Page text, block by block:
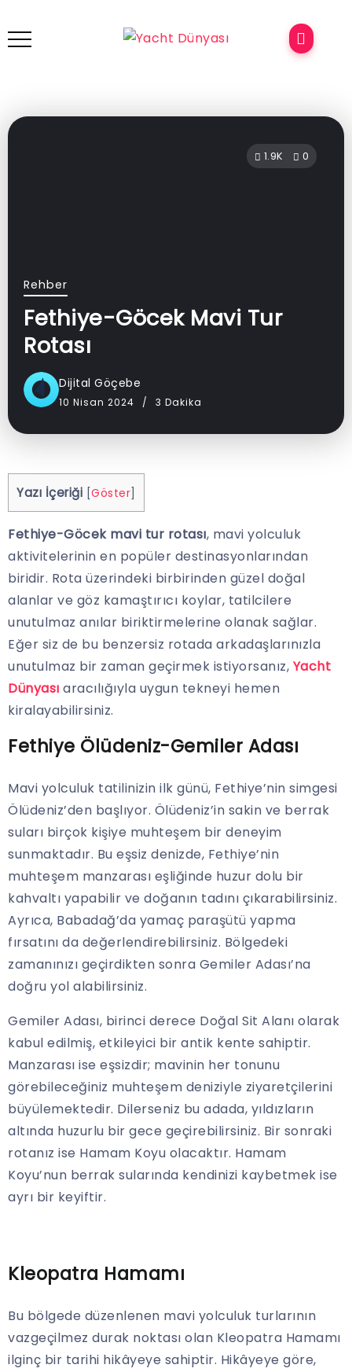
Rehber
Fethiye-Göcek Mavi Tur
Rotası
Dijital Göçebe
10 Nisan 2024 3 Dakika
1.9K 0
Yazı İçeriği [Göster
Fethiye-Göcek mavi tur rotası, mavi yolculuk
aktivitelerinin en popüler destinasyonlarından
biridir. Rota üzerindeki birbirinden güzel doğal
alanlar ve göz kamaştırıcı koylar, tatilcilere
unutulmaz anılar biriktirmelerine olanak sağlar.
Eğer siz de bu benzersiz rotada arkadaşlarınızla
unutulmaz bir zaman geçirmek istiyorsanız, Yacht
Dünyası aracılığıyla uygun tekneyi hemen
kiralayabilirsiniz.
Fethiye Ölüdeniz-Gemiler Adası
Mavi yolculuk tatilinizin ilk günü, Fethiye’nin simgesi
Ölüdeniz’den başlıyor. Ölüdeniz’in sakin ve berrak
suları birçok kişiye muhteşem bir deneyim
sunmaktadır. Bu eşsiz denizde, Fethiye’nin
muhteşem manzarası eşliğinde huzur dolu bir
kahvaltı yapabilir ve doğanın tadını çıkarabilirsiniz.
Ayrıca, Babadağ’da yamaç paraşütü yapma
fırsatını da değerlendirebilirsiniz. Bölgedeki
zamanınızı geçirdikten sonra Gemiler Adası’na
doğru yol alabilirsiniz.
Gemiler Adası, birinci derece Doğal Sit Alanı olarak
kabul edilmiş, etkileyici bir antik kente sahiptir.
Manzarası ise eşsizdir; mavinin her tonunu
görebileceğiniz muhteşem deniziyle ziyaretçilerini
büyülemektedir. Dilerseniz bu adada, yıldızların
altında huzurlu bir gece geçirebilirsiniz. Bir sonraki
rotanız ise Hamam Koyu olacaktır. Hamam
Koyu’nun berrak sularında kendinizi kaybetmek ise
ayrı bir keyiftir.
Kleopatra Hamamı
Bu bölgede düzenlenen mavi yolculuk turlarının
vazgeçilmez durak noktası olan Kleopatra Hamamı
ilginç bir tarihi hikâyeye sahiptir. Hikâyeye göre,